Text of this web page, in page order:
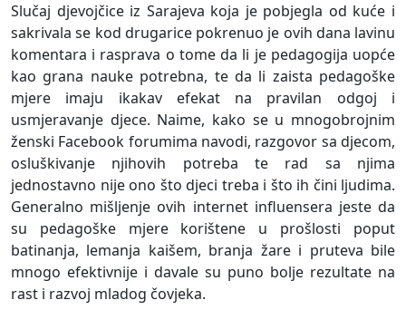
Slučaj djevojčice iz Sarajeva koja je pobjegla od kuće i
sakrivala se kod drugarice pokrenuo je ovih dana lavinu
komentara i rasprava o tome da li je pedagogija uopće
kao grana nauke potrebna, te da li zaista pedagoške
mjere imaju ikakav efekat na pravilan odgoj i
usmjeravanje djece. Naime, kako se u mnogobrojnim
ženski Facebook forumima navodi, razgovor sa djecom,
osluškivanje njihovih potreba te rad sa njima
jednostavno nije ono što djeci treba i što ih čini ljudima.
Generalno mišljenje ovih internet influensera jeste da
su pedagoške mjere korištene u prošlosti poput
batinanja, lemanja kaišem, branja žare i pruteva bile
mnogo efektivnije i davale su puno bolje rezultate na
rast i razvoj mladog čovjeka.